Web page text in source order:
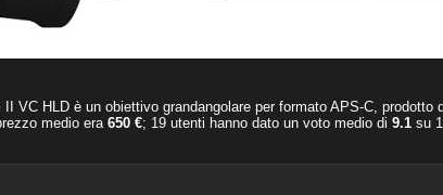
II VC HLDè un obiettivo grandangolare per formato APS-C,
medio era 650 €; 19utenti hanno dato un voto medio di 9.1su